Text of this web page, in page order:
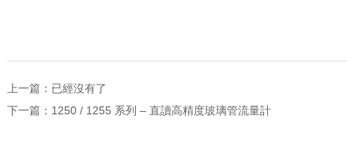
上一篇：已經沒有了
下一篇： 1250 / 1255 系列 – 直讀高精度玻璃管流量計